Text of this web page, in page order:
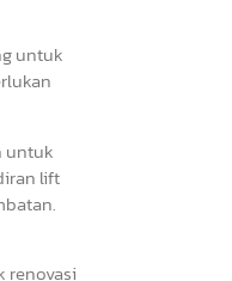
untuk
untuk
lift
renovasi